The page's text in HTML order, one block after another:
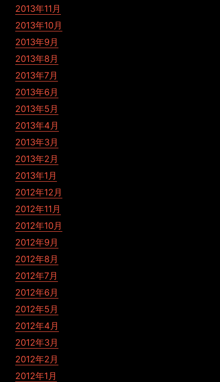
2013年11月
2013年10月
2013年9月
2013年8月
2013年7月
2013年6月
2013年5月
2013年4月
2013年3月
2013年2月
2013年1月
2012年12月
2012年11月
2012年10月
2012年9月
2012年8月
2012年7月
2012年6月
2012年5月
2012年4月
2012年3月
2012年2月
2012年1月